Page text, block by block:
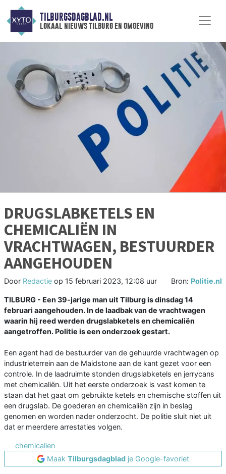
TILBURGSDAGBLAD.NL
lokaal nieuws tilburg en omgeving
DRUGSLABKETELS EN
CHEMICALIËN IN
VRACHTWAGEN, BESTUURDER
AANGEHOUDEN
Door Redactie op 15 februari 2023, 12:08 uur Bron: Politie.nl
TILBURG - Een 39-jarige man uit Tilburg is dinsdag 14
februari aangehouden. In de laadbak van de vrachtwagen
waarin hij reed werden drugslabketels en chemicaliën
aangetroffen. Politie is een onderzoek gestart.
Een agent had de bestuurder van de gehuurde vrachtwagen op
industrieterrein aan de Maidstone aan de kant gezet voor een
controle. In de laadruimte stonden drugslabketels en jerrycans
met chemicaliën. Uit het eerste onderzoek is vast komen te
staan dat het gaat om gebruikte ketels en chemische stoffen uit
een drugslab. De goederen en chemicaliën zijn in beslag
genomen en worden nader onderzocht. De politie sluit niet uit
dat er meerdere arrestaties volgen.
chemicalien
Maak Tilburgsdagblad je Google-favoriet